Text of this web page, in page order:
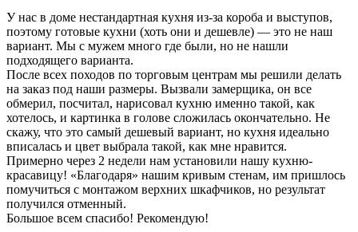
У нас в доме нестандартная кухня из-за короба и выступов,
поэтому готовые кухни (хоть они и дешевле) — это не наш
вариант. Мы с мужем много где были, но не нашли
подходящего варианта.
После всех походов по торговым центрам мы решили делать
на заказ под наши размеры. Вызвали замерщика, он все
обмерил, посчитал, нарисовал кухню именно такой, как
хотелось, и картинка в голове сложилась окончательно. Не
скажу, что это самый дешевый вариант, но кухня идеально
вписалась и цвет выбрала такой, как мне нравится.
Примерно через 2 недели нам установили нашу кухню-
красавицу! «Благодаря» нашим кривым стенам, им пришлось
помучиться с монтажом верхних шкафчиков, но результат
получился отменный.
Большое всем спасибо! Рекомендую!